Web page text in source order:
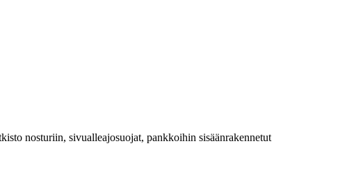
nosturiin, sivualleajosuojat, pankkoihin sisäänrakennetut